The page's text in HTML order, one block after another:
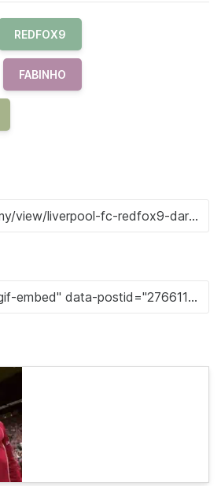
REDFOX9
FABINHO